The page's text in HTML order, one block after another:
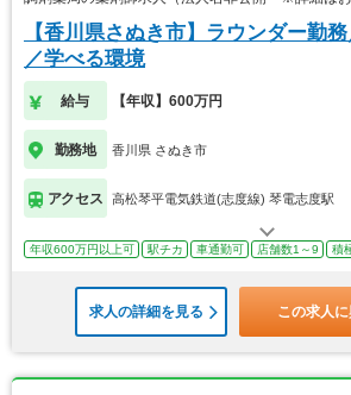
【香川県さぬき市】ラウンダー勤
／学べる環境
給与 【年収】600万円
勤務地 香川県 さぬき市
アクセス 高松琴平電気鉄道(志度線) 琴電志度駅
年収600万円以上可 駅チカ 車通勤可 店舗数1～9 積
求人の詳細を見る この求人